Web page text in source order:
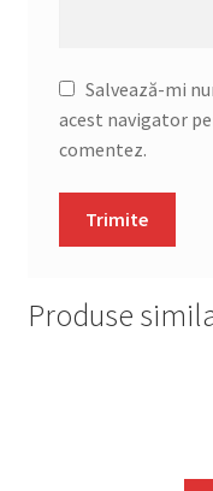
Salvează-mi
acest navigator
comentez.
Produse